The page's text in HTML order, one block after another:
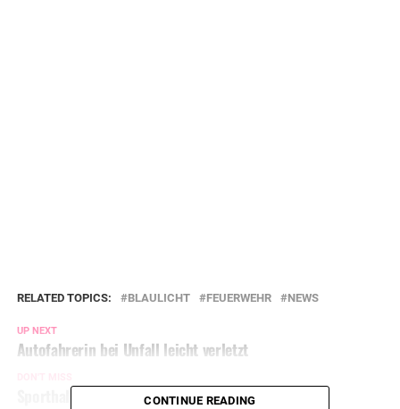
RELATED TOPICS: BLAULICHT FEUERWEHR NEWS
UP NEXT
Autofahrerin bei Unfall leicht verletzt
Sporthalle mit Farbe beschmiert
CONTINUE READING